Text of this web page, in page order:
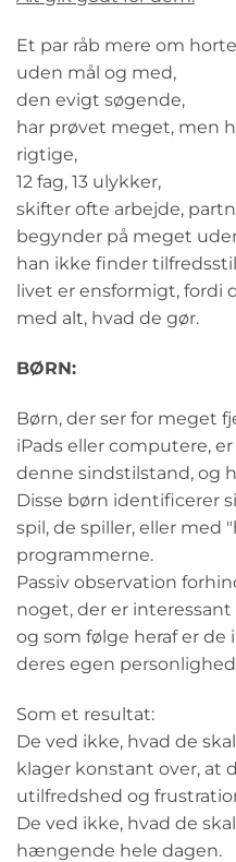
Et par råb mere om
uden mål og med,
den evigt søgende,
har prøvet meget, men
rigtige,
12 fag, 13 ulykker,
skifter ofte arbejde,
begynder på meget
han ikke finder
livet er ensformigt, fordi
med alt, hvad de gør.
BØRN:
Børn, der ser for meget
iPads eller computere,
denne sindstilstand, og
Disse børn identificerer
spil, de spiller, eller med
programmerne.
Passiv observation
noget, der er
og som følge heraf er
deres egen
Som et resultat:
De ved ikke, hvad de
klager konstant over, at
utilfredshed og
De ved ikke, hvad de
hængende hele dagen.